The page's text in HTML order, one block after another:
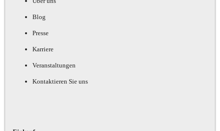
Blog
Presse
Karriere
Veranstaltungen
Kontaktieren Sie uns